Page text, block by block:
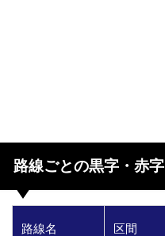
路線ごとの黒字・赤字
路線名 区間